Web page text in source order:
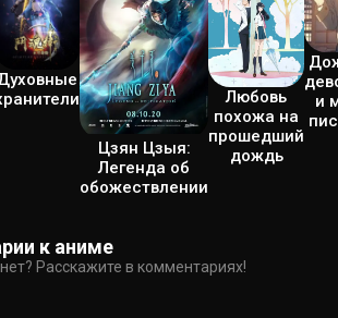
Цзян Цзыя:
Легенда об
обожествлении
Любовь
похожа на
прошедший
дождь
и
к аниме
Расскажите в комментариях!